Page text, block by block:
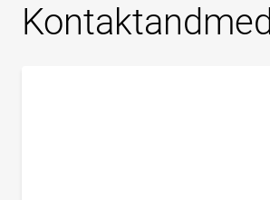
Kontaktandmed